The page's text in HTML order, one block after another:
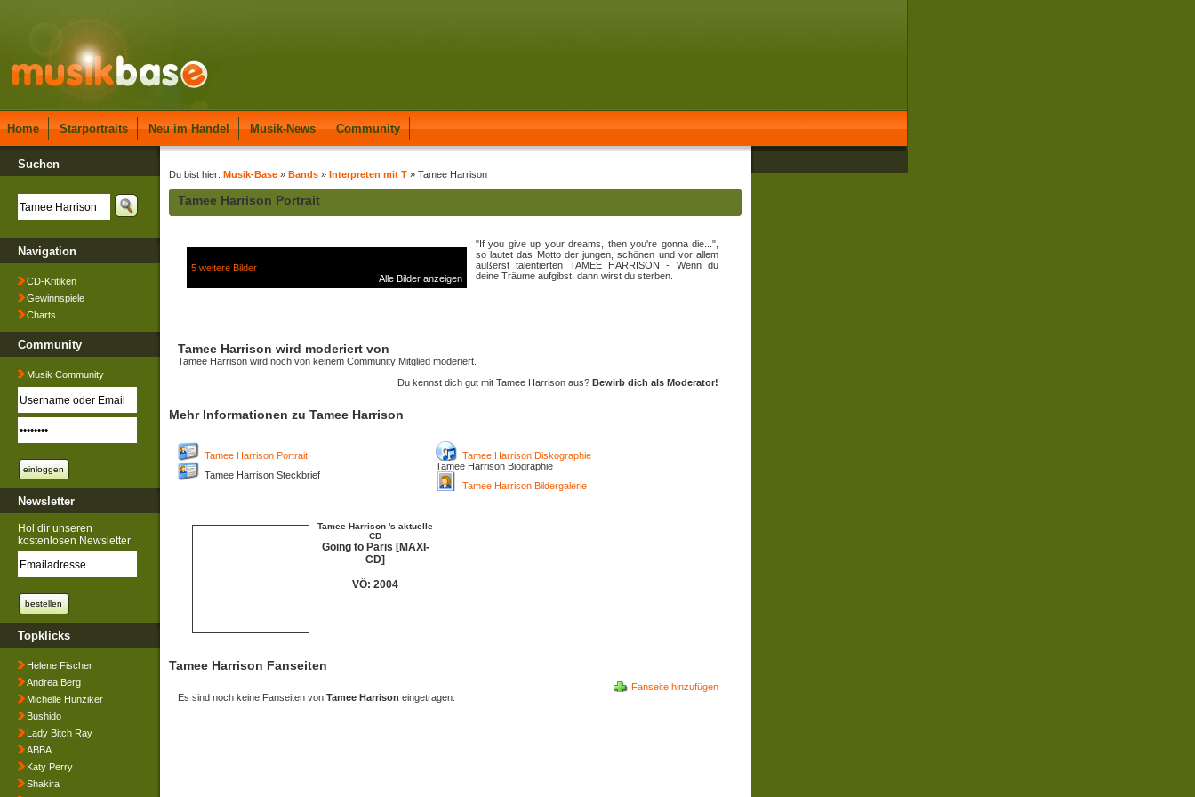
Home Starportraits Neu im Handel Musik-News Community
Suchen
Navigation
CD-Kritiken
Gewinnspiele
Charts
Community
Musik Community
Newsletter
Hol dir unseren
kostenlosen Newsletter
Topklicks
Helene Fischer
Andrea Berg
Michelle Hunziker
Bushido
Lady Bitch Ray
ABBA
Katy Perry
Shakira
Du bist hier: Musik-Base » Bands » Interpreten mit T » Tamee Harrison
Tamee Harrison Portrait
5 weitere Bilder
Alle Bilder anzeigen
"If you give up your dreams, then you're gonna die...",
so lautet das Motto der jungen, schönen und vor allem
äußerst talentierten TAMEE HARRISON - Wenn du
deine Träume aufgibst, dann wirst du sterben.
Tamee Harrison wird moderiert von
Tamee Harrison wird noch von keinem Community Mitglied moderiert.
Du kennst dich gut mit Tamee Harrison aus? Bewirb dich als Moderator!
Mehr Informationen zu Tamee Harrison
Tamee Harrison Portrait
Tamee Harrison Diskographie
Tamee Harrison Biographie
Tamee Harrison Steckbrief
Tamee Harrison Bildergalerie
Tamee Harrison 's aktuelle
CD
Going to Paris [MAXI-
CD]
VÖ: 2004
Tamee Harrison Fanseiten
Fanseite hinzufügen
Es sind noch keine Fanseiten von Tamee Harrison eingetragen.